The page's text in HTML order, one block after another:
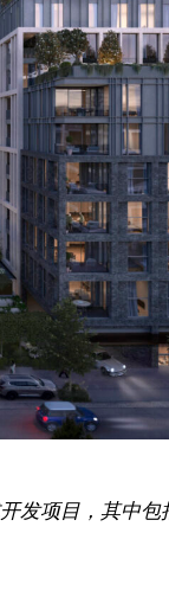
发项目，其中